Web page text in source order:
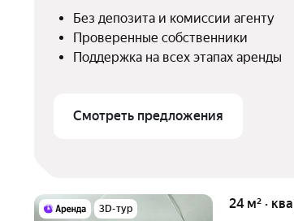
Без депозита и комиссии агенту
Проверенные собственники
Поддержка на всех этапах аренды
Смотреть предложения
3D-тур 24 м² ·